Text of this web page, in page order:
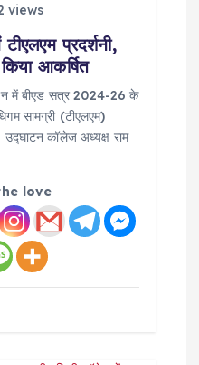
views
प्रदर्शनी,
आकर्षित
में बीएड सत्र 2024-26 के
सामग्री (टीएलएम)
उद्घाटन कॉलेज अध्यक्ष राम
love